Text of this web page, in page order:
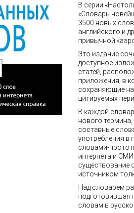
В серии
«Словарь
3500 новых
английского и
привычной
Это издание
доступное
статей,
приложения, в
сохраняющие
цитируемых
В каждой
нового
составные
употребления в
словами-
интернета и
существование
источником
Над словарем
подготовившая
словам в